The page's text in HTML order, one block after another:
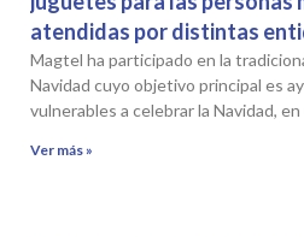
atendidas por distintas
Magtel ha participado en la
Navidad cuyo objetivo principal es
vulnerables a celebrar la Navidad,
Ver más »